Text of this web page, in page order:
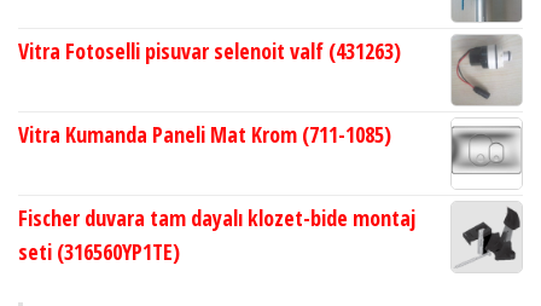
Vitra Fotoselli pisuvar selenoit valf (431263)
Vitra Kumanda Paneli Mat Krom (711-1085)
Fischer duvara tam dayalı klozet-bide montaj
seti (316560YP1TE)